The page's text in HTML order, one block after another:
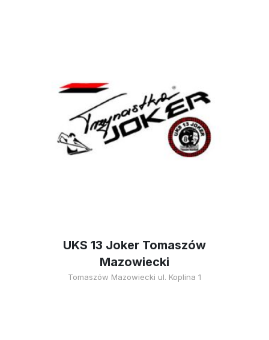
UKS 13 Joker Tomaszów
Mazowiecki
Tomaszów Mazowiecki ul. Koplina 1